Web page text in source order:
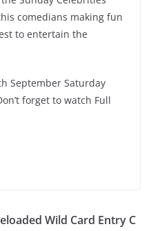
comedians making fun
to entertain the
September Saturday
forget to watch Full
Wild Card Entry C